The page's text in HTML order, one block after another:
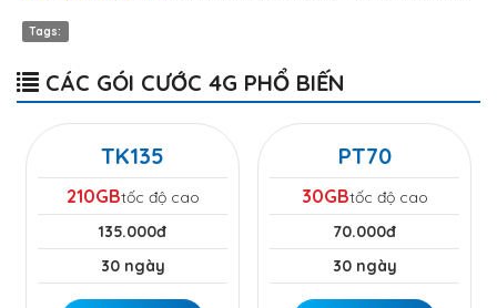
Tags:
CÁC GÓI CƯỚC 4G PHỔ BIẾN
TK135
210GBtốc độ cao
135.000đ
30 ngày
PT70
30GBtốc độ cao
70.000đ
30 ngày